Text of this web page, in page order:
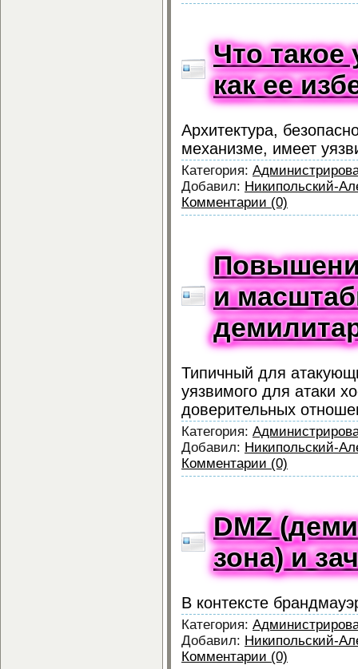
Что такое
как ее
Архитектура,
механизме, имеет
Категория:
Добавил: Никипольский-
Комментарии (0)
и
Типичный для
уязвимого для атаки
доверительных
Категория:
Добавил: Никипольский-
Комментарии (0)
DMZ
зона) и
В контексте
Категория:
Добавил: Никипольский-
Комментарии (0)